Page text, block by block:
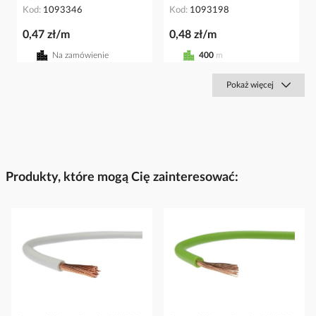
Kod 1093346
0,47 zł/m
Na zamówienie
Kod 1093198
0,48 zł/m
400 m
Pokaż więcej
Produkty, które mogą Cię zainteresować: